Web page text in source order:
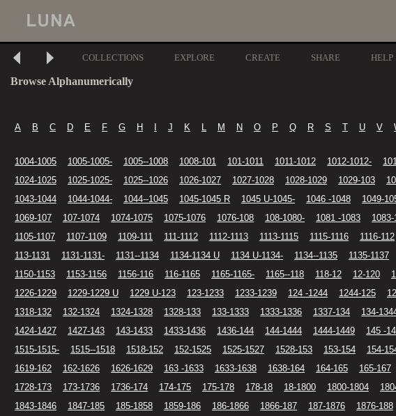
COLLECTIONS EXPLORE CREATE SHARE HELP
Browse Alphanumerically
A B C D E F G H J K L M N O P Q R S T U V
1004-1005
1005-1005- 1005--1008 1008-101 101-1011 1011-1012 1012-1012-
1024-1025
1025-1025- 1025--1026 1026-1027 1027-1028 1028-1029 1029-103
1043-1044
1044-1044- 1044--1045 1045-1045 R 1045 U-1045- 1046 -1048 1049-
1069-107
107-1074 1074-1075 1075-1076 1076-108 108-1080- 1081 -1083
1105-1107
1107-1109 1109-111 111-1112 1112-1113 1113-1115 1115-1116 1116-112
113-1131
1131-1131- 1131--1134 1134-1134 U 1134 U-1134- 1134--1135 1135-1137
1150-1153
1153-1156 1156-116 116-1165 1165-1165- 1165--118 118-12 12-120
1226-1229
1229-1229 U 1229 U-123 123-1233 1233-1239 124 -1244 1244-125
1318-132
132-1324 1324-1328 1328-133 133-1333 1333-1336 1337-134 134-
1424-1427
1427-143 143-1433 1433-1436 1436-144 144-1444 1444-1449 145 -
1515-1515-
1515--1518 1518-152 152-1525 1525-1527 1528-153 153-154 154-
1619-162
162-1626 1626-1629 163 -1633 1633-1638 1638-164 164-165 165-167
1728-173
173-1736 1736-174 174-175 175-178 178-18 18-1800 1800-1804
1843-1846
1847-185 185-1858 1859-186 186-1866 1866-187 187-1876 1876-188